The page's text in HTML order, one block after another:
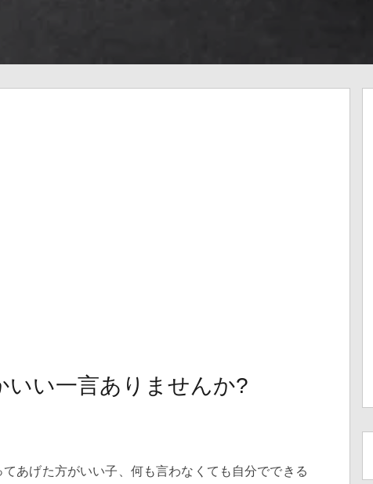
いい一言ありませんか?
あげた方がいい子、何も言わなくても自分でできる